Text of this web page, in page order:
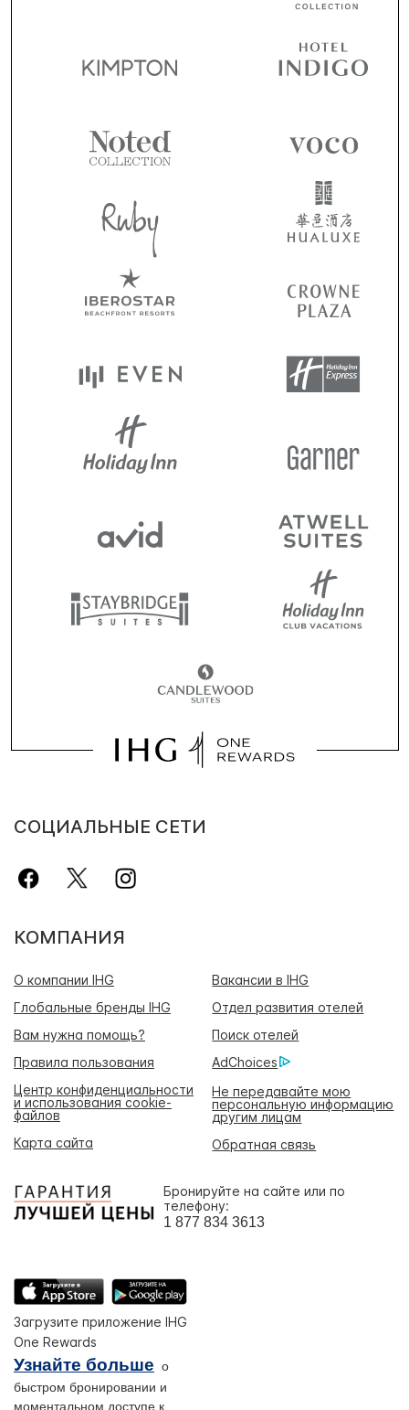
СОЦИАЛЬНЫЕ СЕТИ
КОМПАНИЯ
О компании IHG
Вакансии в IHG
Глобальные бренды IHG
Отдел развития отелей
Вам нужна помощь?
Поиск отелей
Правила пользования
AdChoices
Центр конфиденциальности
и использования cookie-
файлов
Не передавайте мою
персональную информацию
другим лицам
Карта сайта
Обратная связь
Бронируйте на сайте или по
телефону:
1 877 834 3613
Загрузите приложение IHG
One Rewards
Узнайте больше о
быстром бронировании и
моментальном доступе к